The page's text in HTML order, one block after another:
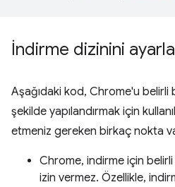
İndirme dizinini
Aşağıdaki kod, Chrome'u
şekilde yapılandırmak için
etmeniz gereken birkaç nokta
Chrome, indirme için belirli
izin vermez. Özellikle,